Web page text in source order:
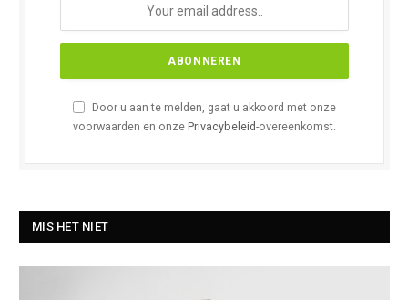
Door u aan te melden, gaat u akkoord met onze
voorwaarden en onze Privacybeleid-overeenkomst.
MIS HET NIET